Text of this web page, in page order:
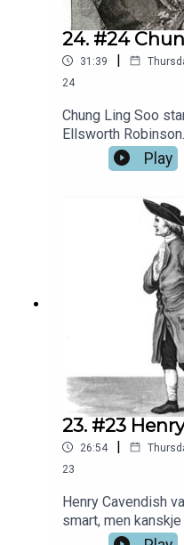
24. #24
31:39 |
24
Chung Ling Soo
Ellsworth
og feiling, og
mer lønnsomt å
Play
23. #23
26:54 |
23
Henry Cavendish
smart, men